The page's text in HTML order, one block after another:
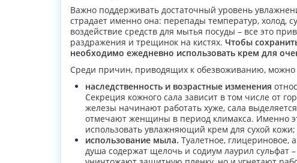
Важно поддерживать достаточный уровень
страдает именно она: перепады температур, холод,
воздействие средств для мытья посуды – все это
раздражения и трещинок на кистях. Чтобы
необходимо ежедневно использовать крем для
Среди причин, приводящих к обезвоживанию,
наследственность и возрастные изменения
Секреция кожного сала зависит в том числе от
железы начинают работать хуже, сала
отмечают женщины в период климакса. Именно
использовать увлажняющий крем для сухой кожи;
использование мыла. Туалетное, глицериновое,
душа содержат щелочь и содиум лаурил сульфат